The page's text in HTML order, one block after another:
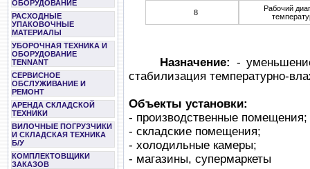
ОБОРУДОВАНИЕ
РАСХОДНЫЕ
УПАКОВОЧНЫЕ
МАТЕРИАЛЫ
УБОРОЧНАЯ ТЕХНИКА И
ОБОРУДОВАНИЕ
TENNANT
СЕРВИСНОЕ
ОБСЛУЖИВАНИЕ И
РЕМОНТ
АРЕНДА СКЛАДСКОЙ
ТЕХНИКИ
ВИЛОЧНЫЕ ПОГРУЗЧИКИ
И СКЛАДСКАЯ ТЕХНИКА
Б/У
КОМПЛЕКТОВЩИКИ
ЗАКАЗОВ
8
Рабочий
Назначение: -
стабилизация температурно-
Объекты установки:
- производственные помещения;
- складские помещения;
- холодильные камеры;
- магазины, супермаркеты